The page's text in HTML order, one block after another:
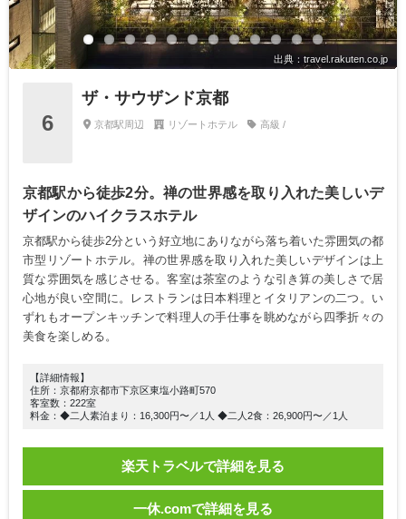
出典：travel.rakuten.co.jp
6
ザ・サウザンド京都
京都駅周辺 リゾートホテル 高級 /
京都駅から徒歩2分。禅の世界感を取り入れた美しいデ
ザインのハイクラスホテル
京都駅から徒歩2分という好立地にありながら落ち着いた雰囲気の都
市型リゾートホテル。禅の世界感を取り入れた美しいデザインは上
質な雰囲気を感じさせる。客室は茶室のような引き算の美しさで居
心地が良い空間に。レストランは日本料理とイタリアンの二つ。い
ずれもオープンキッチンで料理人の手仕事を眺めながら四季折々の
美食を楽しめる。
【詳細情報】
住所：京都府京都市下京区東塩小路町570
客室数：222室
料金：◆二人素泊まり：16,300円〜／1人 ◆二人2食：26,900円〜／1人
楽天トラベルで詳細を見る
一休.comで詳細を見る